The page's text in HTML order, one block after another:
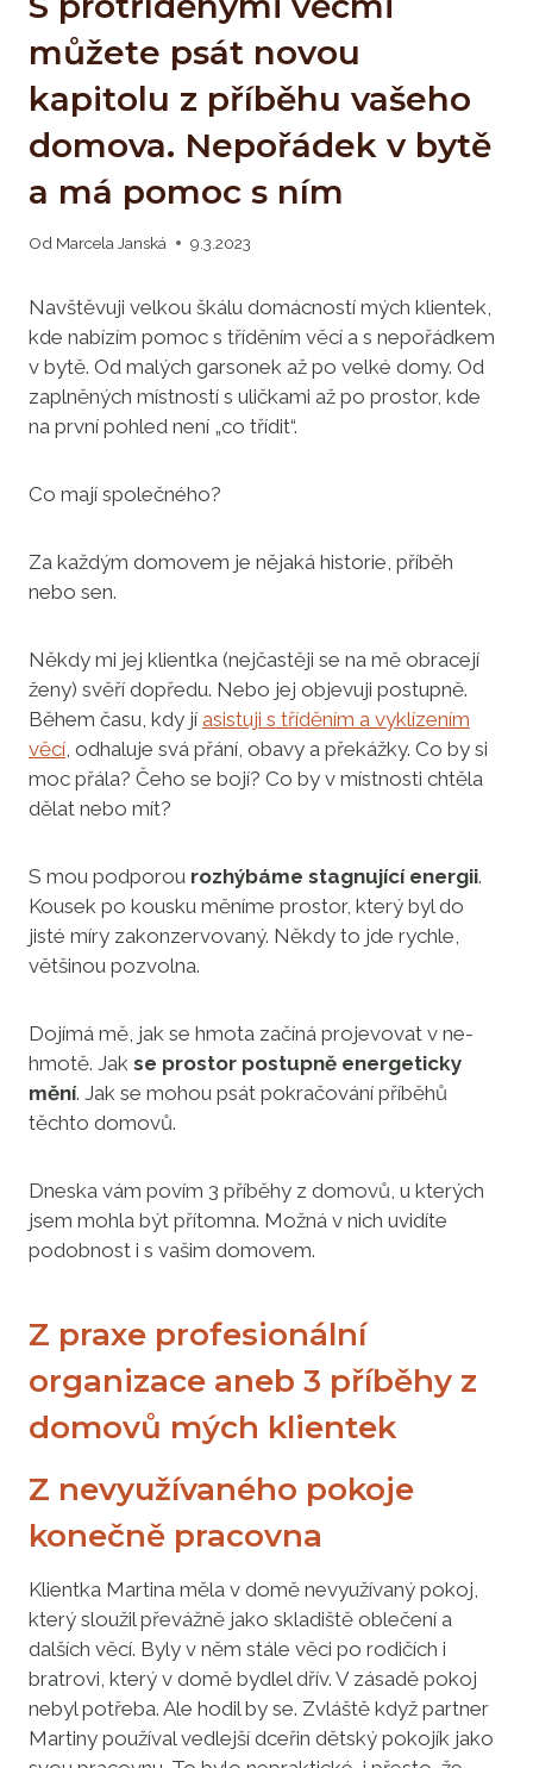
můžete psát novou
kapitolu z příběhu vašeho
domova. Nepořádek v bytě
a má pomoc s ním
Od Marcela Janská 9.3.2023
Navštěvuji velkou škálu domácností mých klientek,
kde nabízím pomoc s tříděním věcí a s nepořádkem
v bytě. Od malých garsonek až po velké domy. Od
zaplněných místností s uličkami až po prostor, kde
na první pohled není „co třídit“.
Co mají společného?
Za každým domovem je nějaká historie, příběh
nebo sen.
Někdy mi jej klientka (nejčastěji se na mě obracejí
ženy) svěří dopředu. Nebo jej objevuji postupně.
Během času, kdy jí asistuji s tříděním a vyklízením
věcí, odhaluje svá přání, obavy a překážky. Co by si
moc přála? Čeho se bojí? Co by v místnosti chtěla
dělat nebo mít?
S mou podporou rozhýbáme stagnující energii.
Kousek po kousku měníme prostor, který byl do
jisté míry zakonzervovaný. Někdy to jde rychle,
většinou pozvolna.
Dojímá mě, jak se hmota začíná projevovat v ne-
hmotě. Jak se prostor postupně energeticky
mění. Jak se mohou psát pokračování příběhů
těchto domovů.
Dneska vám povím 3 příběhy z domovů, u kterých
jsem mohla být přítomna. Možná v nich uvidíte
podobnost i s vašim domovem.
Z praxe profesionální
organizace aneb 3 příběhy z
domovů mých klientek
Z nevyužívaného pokoje
konečně pracovna
Klientka Martina měla v domě nevyužívaný pokoj,
který sloužil převážně jako skladiště oblečení a
dalších věcí. Byly v něm stále věci po rodičích i
bratrovi, který v domě bydlel dřív. V zásadě pokoj
nebyl potřeba. Ale hodil by se. Zvláště když partner
Martiny používal vedlejší dceřin dětský pokojík jako